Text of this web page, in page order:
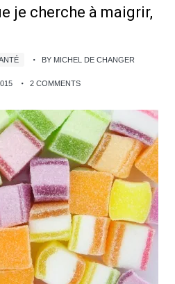
je cherche à maigrir,
BY MICHEL DE CHANGER
2 COMMENTS